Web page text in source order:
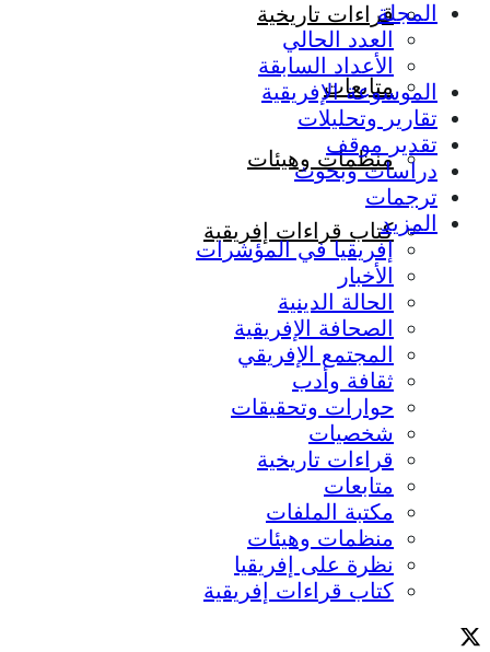
قراءات تاريخية
متابعات
منظمات وهيئات
كتاب قراءات إفريقية
المجلة
العدد الحالي
الأعداد السابقة
الموسوعة الإفريقية
تقارير وتحليلات
تقدير موقف
دراسات وبحوث
ترجمات
المزيد
إفريقيا في المؤشرات
الأخبار
الحالة الدينية
الصحافة الإفريقية
المجتمع الإفريقي
ثقافة وأدب
حوارات وتحقيقات
شخصيات
قراءات تاريخية
متابعات
مكتبة الملفات
منظمات وهيئات
نظرة على إفريقيا
كتاب قراءات إفريقية